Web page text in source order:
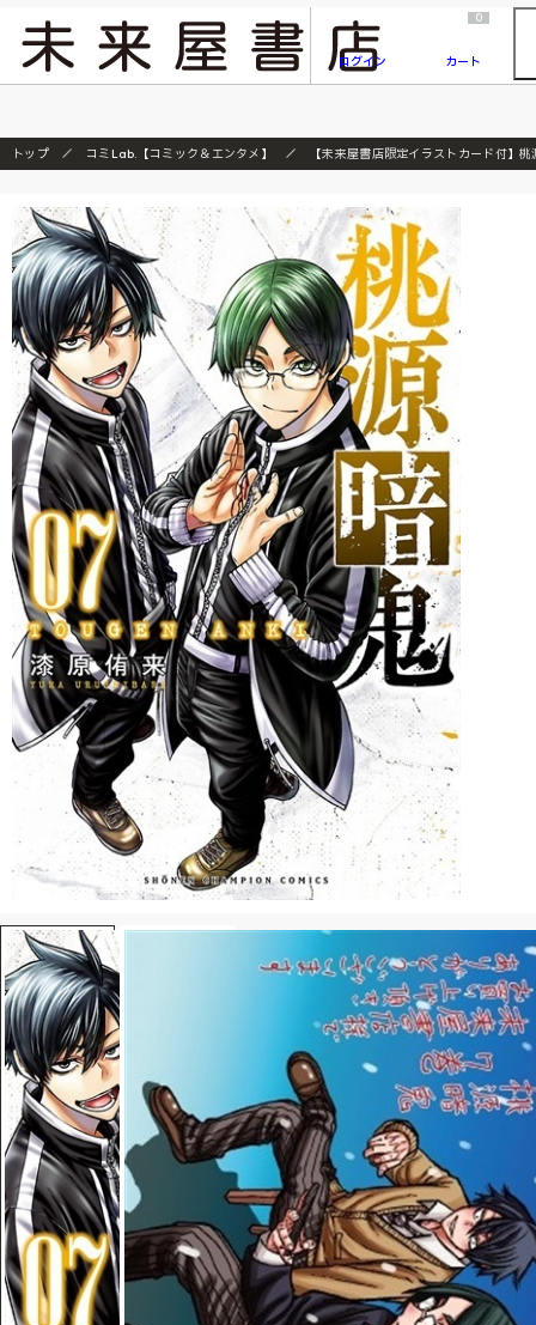
『ONE PIECE magazine 021 ONE PIECEカード付き同梱版』発売延期のご案内
ログイン
0
カート
トップ コミLab.【コミック＆エンタメ】 【未来屋書店限定イラストカード付】桃